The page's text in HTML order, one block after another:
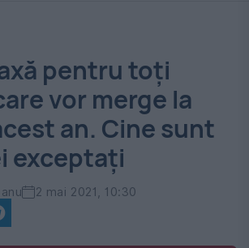
pentru toți
vor merge la
an. Cine sunt
exceptați
2 mai 2021, 10:30